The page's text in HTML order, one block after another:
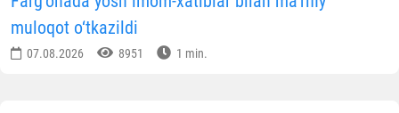
muloqot o‘tkazildi
07.08.2026 8951 1 min.